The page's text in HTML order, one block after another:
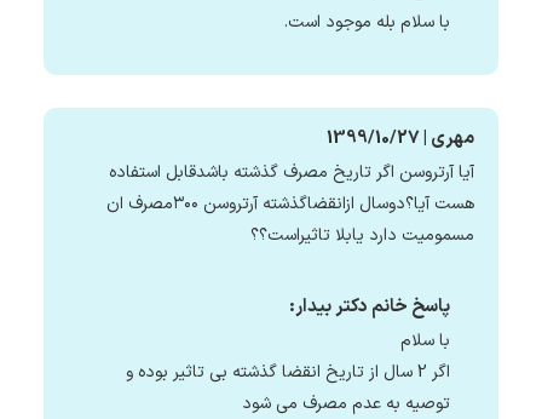
با سلام بله موجود است.
مهری | 1399/10/27
آیا آرتروسن اگر تاریخ مصرف گذشته باشدقابل استفاده
هست آیا؟دوسال ازانقضاگذشته آرتروسن ۳۰۰مصرف ان
مسمومیت دارد یابلا تاثیراست؟؟
پاسخ خانم دکتر بیدار:
با سلام
اگر 2 سال از تاریخ انقضا گذشته بی تاثیر بوده و
توصیه به عدم مصرف می شود